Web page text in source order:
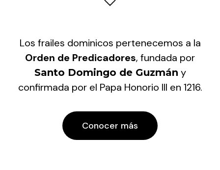
Los frailes dominicos pertenecemos a la
Orden de Predicadores, fundada por
Santo Domingo de Guzmán y
confirmada por el Papa Honorio III en 1216.
Conocer más